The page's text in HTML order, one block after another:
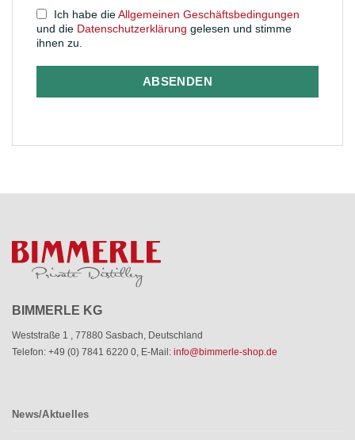
Ich habe dieAllgemeinen Geschäftsbedingungen
und die Datenschutzerklärung gelesen und stimme
ihnen zu.
ABSENDEN
BIMMERLE KG
Weststraße 1 77880 Sasbach
Deutschland
Telefon: +49 (0) 7841 6220 0
E-Mail: info@bimmerle-shop.de
News/Aktuelles